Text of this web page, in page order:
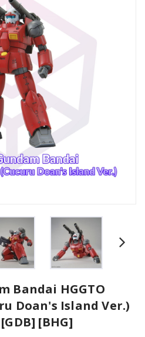
Bandai HGGTO
Doan's Island Ver.)
[BHG]